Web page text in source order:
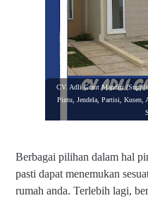
CV. Adli Grant Mandiri
Pintu, Jendela, Partisi,
Berbagai pilihan dalam hal
pasti dapat menemukan
rumah anda. Terlebih lagi,